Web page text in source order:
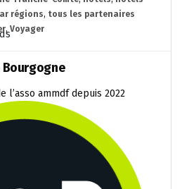
régions, tous les partenaires
, Voyager
Bourgogne
l’asso ammdf depuis 2022